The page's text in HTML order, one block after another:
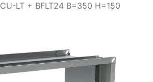
CU-LT + BFLT24 B=350 H=150